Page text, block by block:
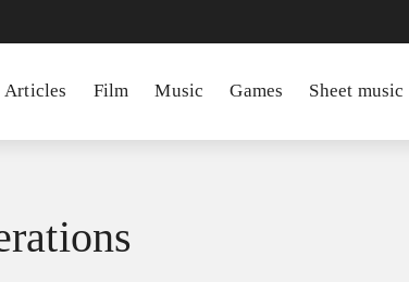
Articles Film Music Games Sheet music